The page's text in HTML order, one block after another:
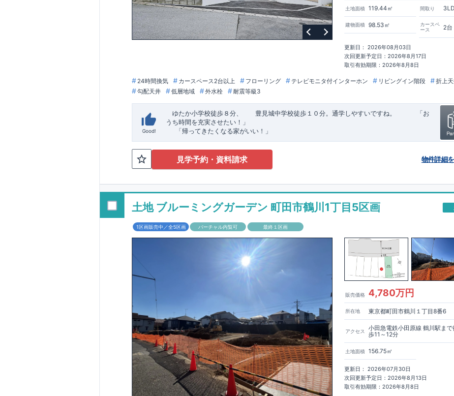
土地面積 119.44㎡
建物面積 98.53㎡
間取り
カースペ
ース
2台
更新日： 2026年08月03日
次回更新予定日：2026年8月17日
取引有効期限：2026年8月8日
24時間換気 カースペース2台以上 フローリング テレビモニタ付インターホン リビングイン階段
折上
勾配天井
低層地域 外水栓 耐震等級3
Good!
ゆたか小学校徒歩８分、 豊見城中学校徒歩１０分。通学しやすいですね。
「お
うち時間を充実させたい！」
「帰ってきたくなる家がいい！」
TEL:098-860-2201（火・水曜日定休日、年末年始休み）
配ボックス・玄関電子キー・浴室換気乾燥機・防犯ガラス
■１階廻りの構造材は防腐・防蟻性を確保するため、構造用集成材にヒノキを使用しておりま
す！
■長期優良住宅もっと詳しく 「いい家を作って、きちんと手入れをして、長く大切に使う」
という考え方の下、 国が定めた7つの厳しい技術基準をクリアした物件だけが認定を受けられ
長期優良住宅として認定を受けるためには、国が定めた下記
つの技術基準をクリアする必要
があります。東栄住宅は全棟でクリア！①耐震性②劣化対策③維持管理性④住戸面積⑤省エネ
ルギー性⑥居住環境⑦維持保全管理
そのほかの魅力として、住宅ローン金利優遇、固定資産税の減税、中古市場での売却時にも有
「設計」と「建設」のダブルで
性能を評価されています！図面を第三者機関へ提出します。外部評価委員が建設中に 3回、竣
回の現場検査が行われます。構造の安定、劣化の軽減、維持管理への配慮、温熱環
境・エネルギー消費量（断熱等性能）の必須4分野、空気環境で、最高等級取得！ ■耐震等級
3
もっと詳しく 東栄住宅の建物は、国が定めた耐震最高等級
を取得。建築基準法に定め
られた、｢数百年に一度発生する地震に対して、倒壊、崩壊しない｣という基準から、さらに
1.5倍の耐震力を達成しています。 ■耐風等級2 災害時の損傷の受けにくさを評価されていま
す。建築基準法に定められている暴風による力（500年に1 度）のさらに 1.2倍の暴風に対して
も損傷を生じないことで耐風最高等級2を取得しています。
栄住宅は土地の仕入れ、設計、施工、販売、メンテナンスまで、すべてのプロセスに携わって
います。 ■アフターサポートもっと詳しく 快適に暮らすことができる住宅の品質を長
期にわたり維持するには、定期的な点検を実施することが重要です。 最大 60年間の保証制度
当社こだわりの空間アイディアを ショート動画で
ご紹介しています。ここをクリック
見学予約・資料請求 物件詳細
土地 ブルーミングガーデン 町田市鶴川1丁目5区画
1区画販売中／全5区画 バーチャル内覧可 最終１区画
販売価格 4,780万円
所在地 東京都町田市鶴川１丁目8番6
アクセス
小田急電鉄小田原線 鶴川駅まで
歩11～12分
土地面積 156.75㎡
更新日： 2026年07月30日
次回更新予定日：2026年8月13日
取引有効期限：2026年8月8日